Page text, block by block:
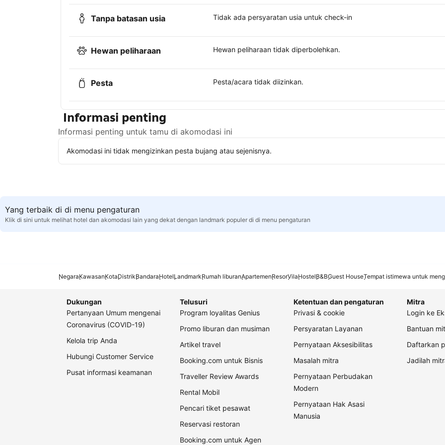
Tanpa batasan usia Tidak ada persyaratan usia untuk check-in
Hewan peliharaan Hewan peliharaan tidak diperbolehkan.
Pesta Pesta/acara tidak diizinkan.
Informasi penting
Informasi penting untuk tamu di akomodasi ini
Akomodasi ini tidak mengizinkan pesta bujang atau sejenisnya.
Yang terbaik di di menu pengaturan
Klik di sini untuk melihat hotel dan akomodasi lain yang dekat dengan landmark populer di di menu pengaturan
NegaraKawasanKotaDistrikBandaraHotelLandmarkRumah liburanApartemenResorVilaHostelB&BGuest HouseTempat istimewa untuk
Dukungan
Pertanyaan Umum mengenai
Coronavirus (COVID-19)
Kelola trip Anda
Hubungi Customer Service
Pusat informasi keamanan
Telusuri
Program loyalitas Genius
Promo liburan dan musiman
Artikel travel
Booking.com untuk Bisnis
Traveller Review Awards
Rental Mobil
Pencari tiket pesawat
Reservasi restoran
Booking.com untuk Agen
Ketentuan dan pengaturan
Privasi & cookie
Persyaratan Layanan
Pernyataan Aksesibilitas
Masalah mitra
Pernyataan Perbudakan
Modern
Pernyataan Hak Asasi
Manusia
Mitra
Login ke
Bantuan
Daftarkan
Jadilah